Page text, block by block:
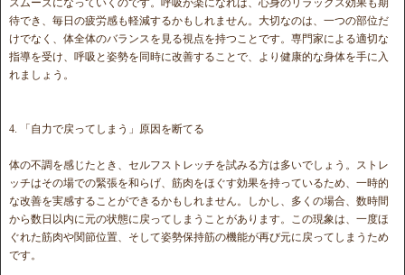
スムーズになっていくのです。呼吸が楽になれば、心身のリラックス効果も期
待でき、毎日の疲労感も軽減するかもしれません。大切なのは、一つの部位だ
けでなく、体全体のバランスを見る視点を持つことです。専門家による適切な
指導を受け、呼吸と姿勢を同時に改善することで、より健康的な身体を手に入
れましょう。
4. 「自力で戻ってしまう」原因を断てる
体の不調を感じたとき、セルフストレッチを試みる方は多いでしょう。ストレ
ッチはその場での緊張を和らげ、筋肉をほぐす効果を持っているため、一時的
な改善を実感することができるかもしれません。しかし、多くの場合、数時間
から数日以内に元の状態に戻ってしまうことがあります。この現象は、一度ほ
ぐれた筋肉や関節位置、そして姿勢保持筋の機能が再び元に戻ってしまうため
です。